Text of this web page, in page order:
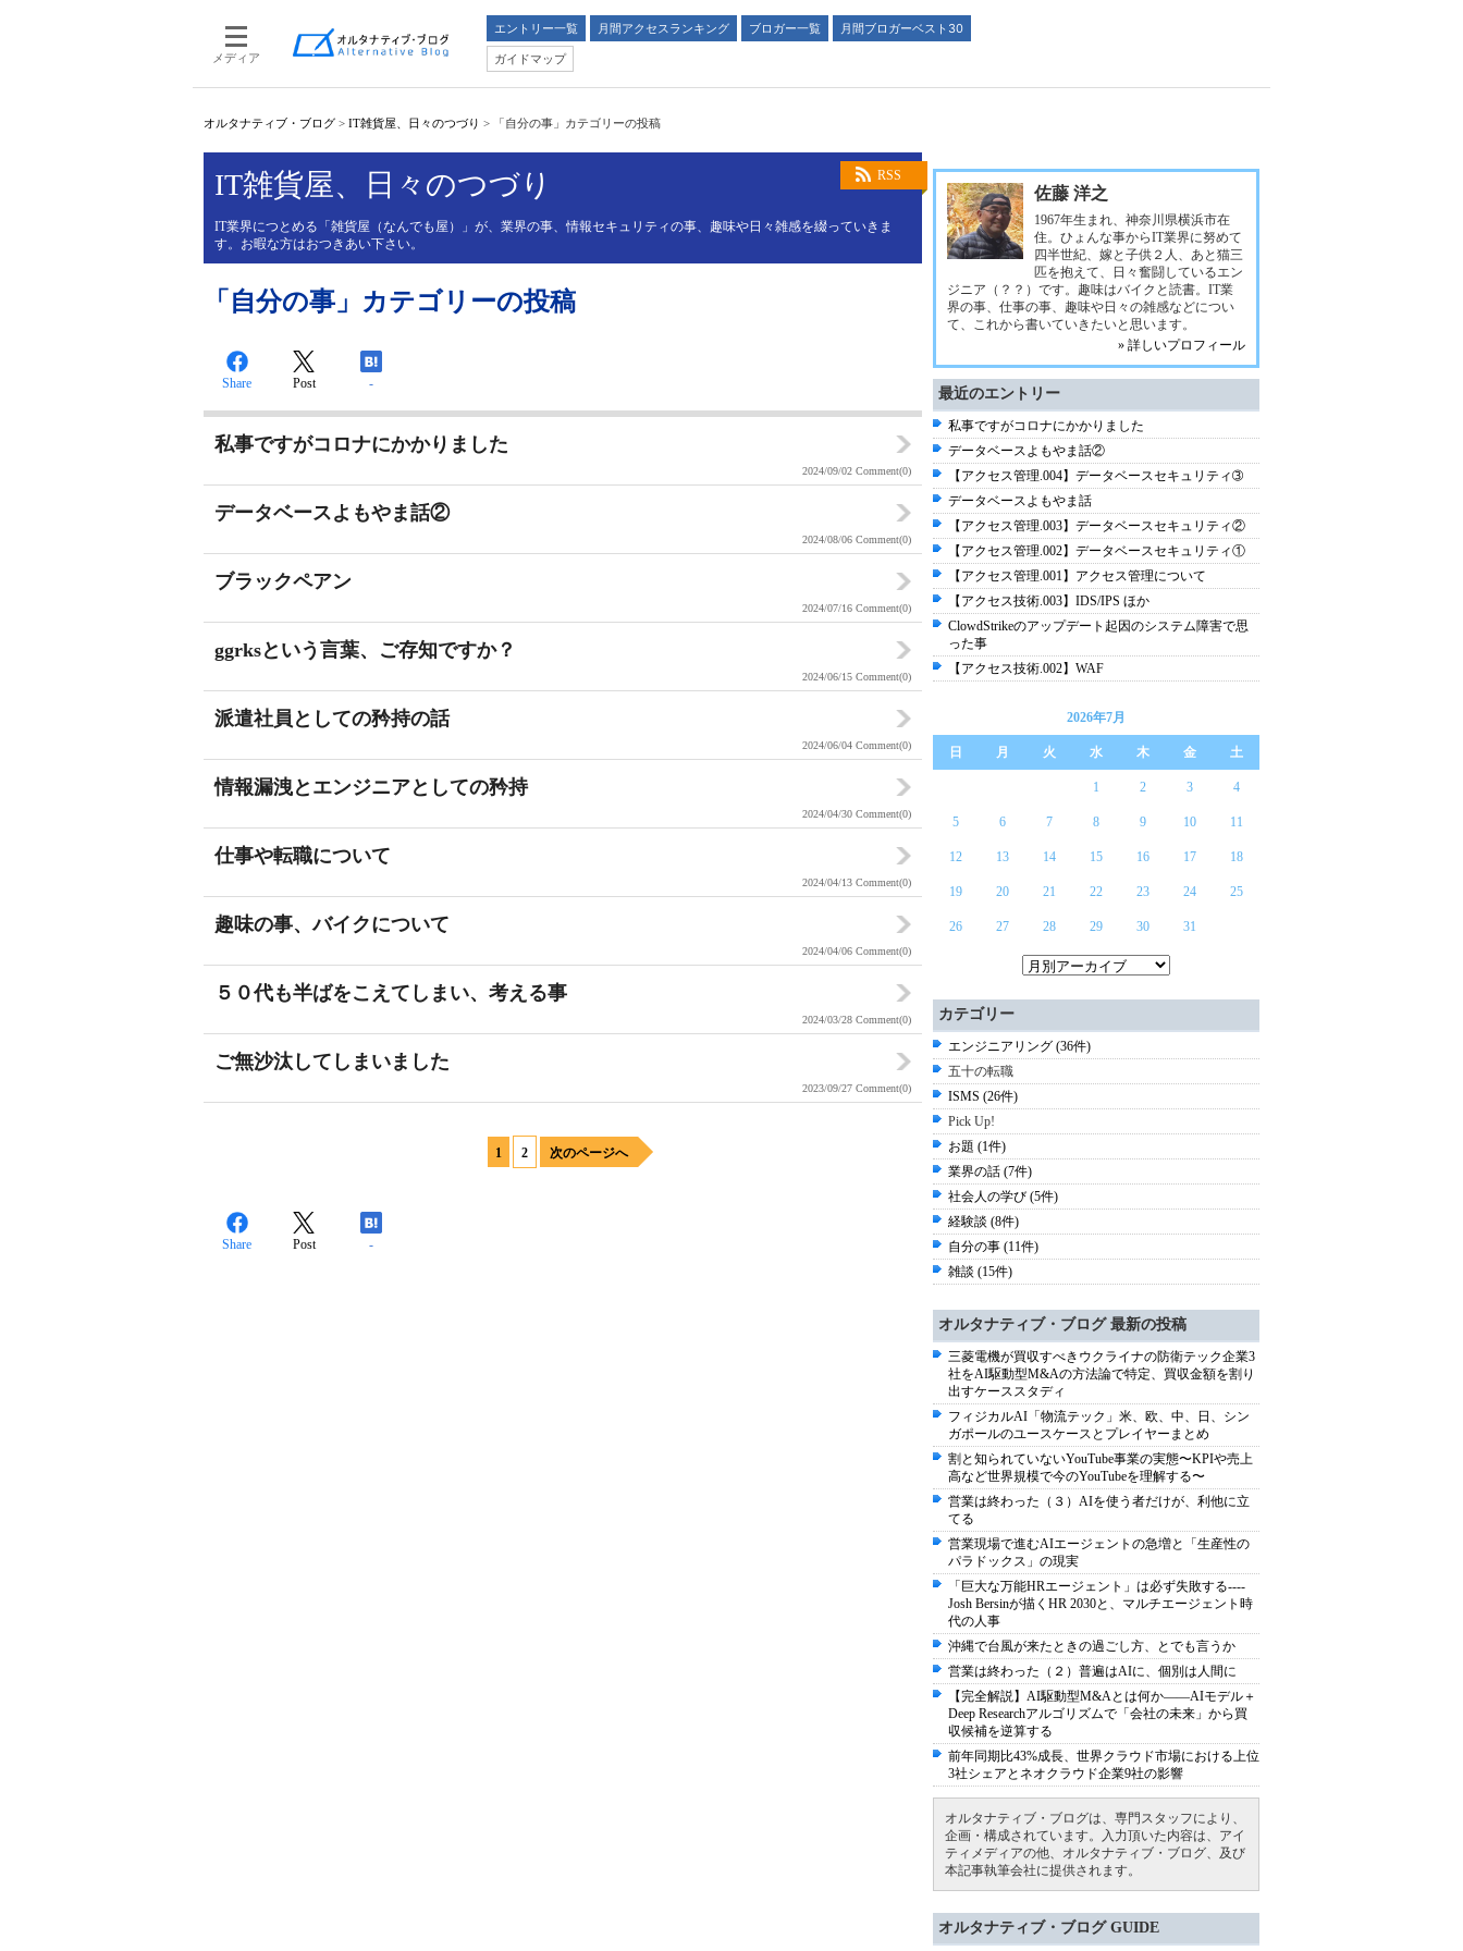
メディア
エントリー一覧 月間アクセスランキング ブロガー一覧
月間ブロガーベスト30
ガイドマップ
オルタナティブ・ブログ > IT雑貨屋、日々のつづり > 「自分の事」カテゴリーの投稿
RSS
IT雑貨屋、日々のつづり
IT業界につとめる「雑貨屋（なんでも屋）」が、業界の事、情報セキュリティの事、趣味や日々雑感を綴っていきま
す。お暇な方はおつきあい下さい。
「自分の事」カテゴリーの投稿
Share Post -
私事ですがコロナにかかりました
2024/09/02 Comment(0)
データベースよもやま話②
2024/08/06 Comment(0)
ブラックペアン
2024/07/16 Comment(0)
ggrksという言葉、ご存知ですか？
2024/06/15 Comment(0)
派遣社員としての矜持の話
2024/06/04 Comment(0)
情報漏洩とエンジニアとしての矜持
2024/04/30 Comment(0)
仕事や転職について
2024/04/13 Comment(0)
趣味の事、バイクについて
2024/04/06 Comment(0)
５０代も半ばをこえてしまい、考える事
2024/03/28 Comment(0)
ご無沙汰してしまいました
2023/09/27 Comment(0)
1 2 次のページへ
Share Post -
佐藤 洋之
1967年生まれ、神奈川県横浜市在
住。ひょんな事からIT業界に努めて
四半世紀、嫁と子供２人、あと猫三
匹を抱えて、日々奮闘しているエン
ジニア（？？）です。趣味はバイクと読書。IT業
界の事、仕事の事、趣味や日々の雑感などについ
て、これから書いていきたいと思います。
» 詳しいプロフィール
最近のエントリー
私事ですがコロナにかかりました
データベースよもやま話②
【アクセス管理.004】データベースセキュリティ➂
データベースよもやま話
【アクセス管理.003】データベースセキュリティ②
【アクセス管理.002】データベースセキュリティ①
【アクセス管理.001】アクセス管理について
【アクセス技術.003】IDS/IPS ほか
ClowdStrikeのアップデート起因のシステム障害で思
った事
【アクセス技術.002】WAF
2026年7月
日 月 火 水 木 金 土
1 2 3 4
5 6 7 8 9 10 11
12 13 14 15 16 17 18
19 20 21 22 23 24 25
26 27 28 29 30 31
カテゴリー
エンジニアリング (36件)
五十の転職
ISMS (26件)
Pick Up!
お題 (1件)
業界の話 (7件)
社会人の学び (5件)
経験談 (8件)
自分の事 (11件)
雑談 (15件)
オルタナティブ・ブログ 最新の投稿
三菱電機が買収すべきウクライナの防衛テック企業3
社をAI駆動型M&Aの方法論で特定、買収金額を割り
出すケーススタディ
フィジカルAI「物流テック」米、欧、中、日、シン
ガポールのユースケースとプレイヤーまとめ
割と知られていないYouTube事業の実態〜KPIや売上
高など世界規模で今のYouTubeを理解する〜
営業は終わった（３）AIを使う者だけが、利他に立
てる
営業現場で進むAIエージェントの急増と「生産性の
パラドックス」の現実
「巨大な万能HRエージェント」は必ず失敗する----
Josh Bersinが描くHR 2030と、マルチエージェント時
代の人事
沖縄で台風が来たときの過ごし方、とでも言うか
営業は終わった（２）普遍はAIに、個別は人間に
【完全解説】AI駆動型M&Aとは何か――AIモデル＋
Deep Researchアルゴリズムで「会社の未来」から買
収候補を逆算する
前年同期比43%成長、世界クラウド市場における上位
3社シェアとネオクラウド企業9社の影響
オルタナティブ・ブログは、専門スタッフにより、
企画・構成されています。入力頂いた内容は、アイ
ティメディアの他、オルタナティブ・ブログ、及び
本記事執筆会社に提供されます。
オルタナティブ・ブログ GUIDE